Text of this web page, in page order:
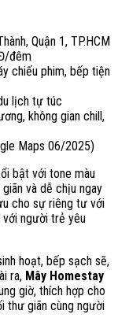
Quận 1, TP.HCM
đêm
chiếu phim, bếp tiện
lịch tự túc
không gian chill,
Maps 06/2025)
bật với tone màu
và dễ chịu ngay
cho sự riêng tư với
người trẻ yêu
hoạt, bếp sạch sẽ,
ra, Mây Homestay
giờ, thích hợp cho
thư giãn cùng người